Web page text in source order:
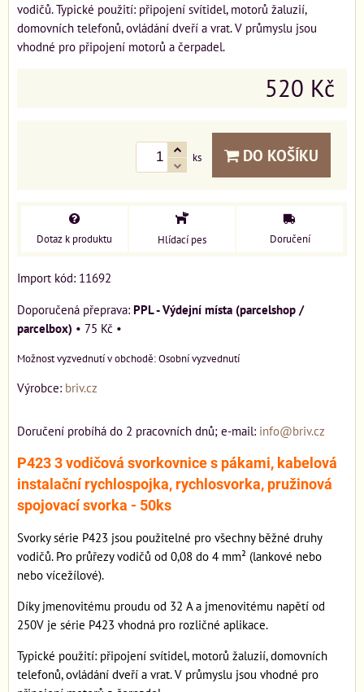
vodičů. Typické použití: připojení svítidel, motorů žaluzií,
domovních telefonů, ovládání dveří a vrat. V průmyslu jsou
vhodné pro připojení motorů a čerpadel.
520 Kč
ks DO KOŠÍKU
Dotaz k produktu Hlídací pes Doručení
Import kód: 11692
PPL - Výdejní místa (parcelshop /
parcelbox) • 75 Kč •
Osobní vyzvednutí
Výrobce: briv.cz
Doručení probíhá do 2 pracovních dnů; e-mail: info@briv.cz
P423 3 vodičová svorkovnice s pákami, kabelová
instalační rychlospojka, rychlosvorka, pružinová
spojovací svorka - 50ks
Svorky série P423 jsou použitelné pro všechny běžné druhy
vodičů. Pro průřezy vodičů od 0,08 do 4 mm² (lankové nebo
nebo vícežílové).
Díky jmenovitému proudu od 32 A a jmenovitému napětí od
250V je série P423 vhodná pro rozličné aplikace.
Typické použití: připojení svítidel, motorů žaluzií, domovních
telefonů, ovládání dveří a vrat. V průmyslu jsou vhodné pro